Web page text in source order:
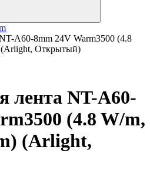
A60-8mm 24V Warm3500 (4.8
(Arlight, Открытый)
лента NT-A60-
(4.8 W/m,
(Arlight,